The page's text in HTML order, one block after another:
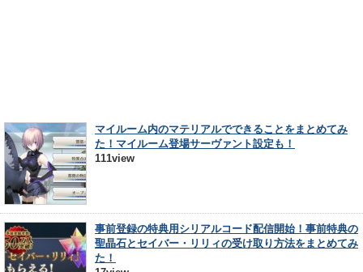
マイルーム内のマテリアルでできることをまとめてみ
た！マイルーム登場サーヴァント設定も！
111view
事前登録の特典用シリアルコード配信開始！事前特典の
聖晶石とセイバー・リリィの受け取り方法をまとめてみ
た！